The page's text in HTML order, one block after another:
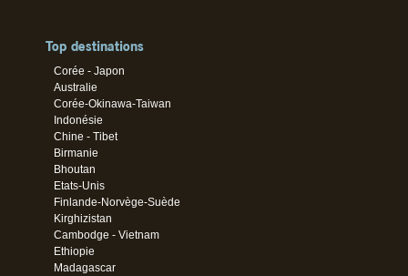
Top destinations
Corée - Japon
Australie
Corée-Okinawa-Taiwan
Indonésie
Chine - Tibet
Birmanie
Bhoutan
Etats-Unis
Finlande-Norvège-Suède
Kirghizistan
Cambodge - Vietnam
Ethiopie
Madagascar